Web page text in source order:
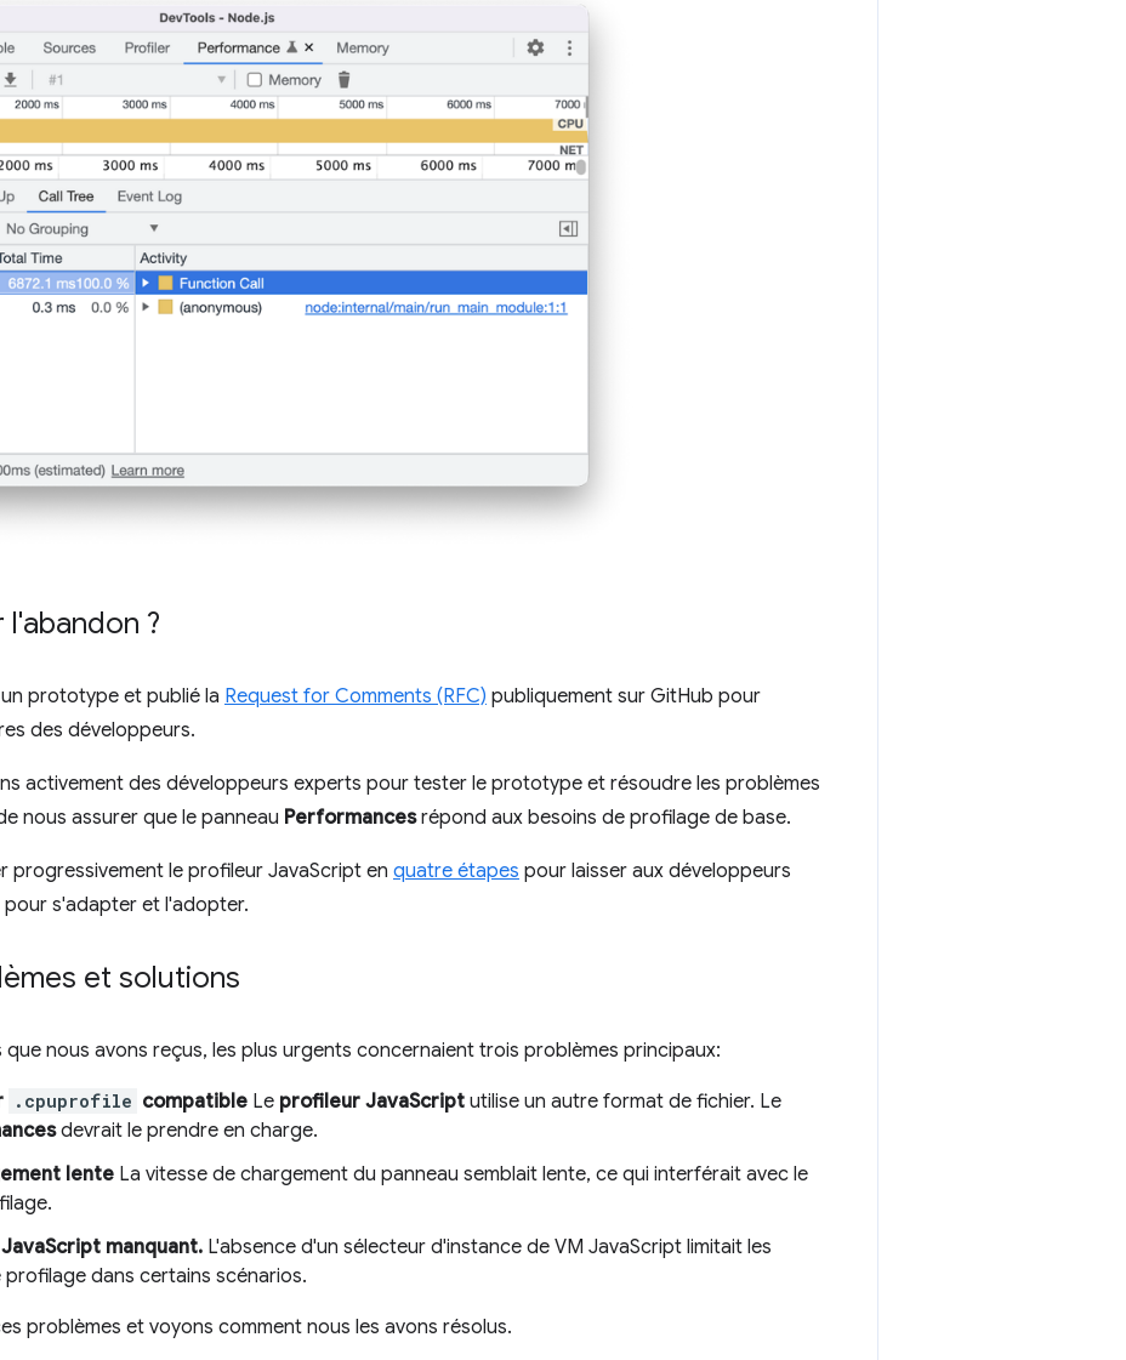
?
prototype et publié la Request for Comments (RFC) publiquement sur GitHub pour
des développeurs.
activement des développeurs experts pour tester le prototype et résoudre les problèmes
nous assurer que le panneau Performancesrépond aux besoins de profilage de base.
progressivement le profileur JavaScript en quatre étapes pour laisser aux développeurs
s'adapter et l'adopter.
et solutions
que nous avons reçus, les plus urgents concernaient trois problèmes principaux:
.cpuprofile compatible Le profileur JavaScript utilise un autre format de fichier. Le
devrait le prendre en charge.
lente La vitesse de chargement du panneau semblait lente, ce qui interférait avec le
manquant. L'absence d'un sélecteur d'instance de VM JavaScript limitait les
dans certains scénarios.
problèmes et voyons comment nous les avons résolus.